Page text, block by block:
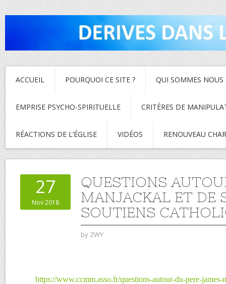
ACCUEIL POURQUOI CE SITE ? QUI SOMMES NOUS
EMPRISE PSYCHO-SPIRITUELLE CRITÈRES DE
RÉACTIONS DE L’ÉGLISE VIDÉOS RENOUVEAU
27
Nov 2018
QUESTIONS
MANJACKAL ET DE
SOUTIENS
by ZWY
https://www.ccmm.asso.fr/questions-autour-du-pere-james-